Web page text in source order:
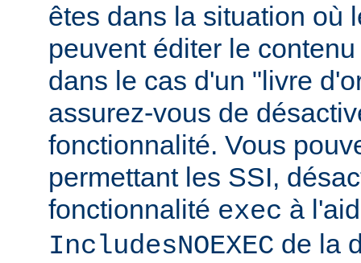
êtes dans la situation où
peuvent éditer le
dans le cas d'un "livre
assurez-vous de
fonctionnalité. Vous
permettant les SSI,
fonctionnalité exec à
IncludesNOEXEC de la